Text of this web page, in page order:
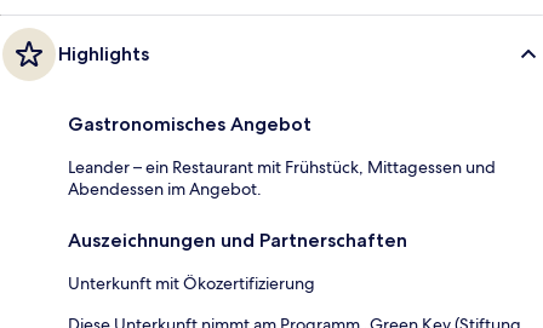
Highlights
Gastronomisches Angebot
Leander – ein Restaurant mit Frühstück, Mittagessen und
Abendessen im Angebot.
Auszeichnungen und Partnerschaften
Unterkunft mit Ökozertifizierung